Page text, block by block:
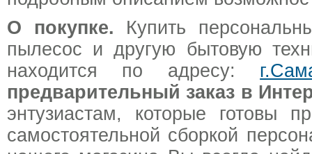
О покупке. Купить
пылесос и другую бытовую
находится по адресу:
предварительный заказ в
энтузиастам, которые готовы
самостоятельной сборкой